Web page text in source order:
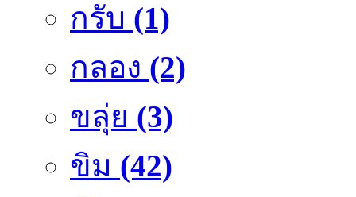
กรับ (1)
กลอง (2)
ขลุ่ย (3)
ขิม (42)